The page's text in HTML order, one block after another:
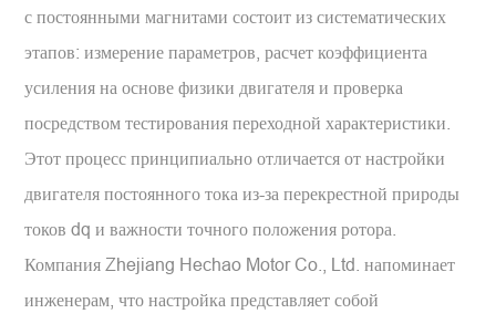
с постоянными магнитами состоит из систематических
этапов: измерение параметров, расчет коэффициента
усиления на основе физики двигателя и проверка
посредством тестирования переходной характеристики.
Этот процесс принципиально отличается от настройки
двигателя постоянного тока из-за перекрестной природы
токов dq и важности точного положения ротора.
Компания Zhejiang Hechao Motor Co., Ltd. напоминает
инженерам, что настройка представляет собой